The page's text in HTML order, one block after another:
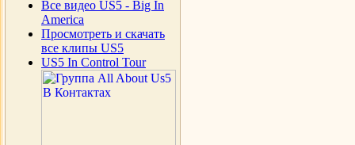
Все видео US5 - Big In
America
Просмотреть и скачать
все клипы US5
US5 In Control Tour